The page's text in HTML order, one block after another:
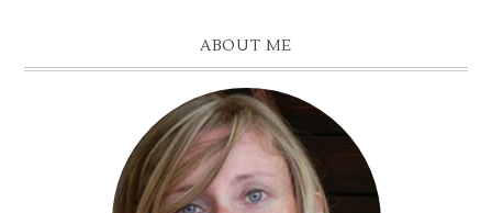
ABOUT ME